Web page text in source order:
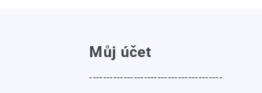
Můj účet
---------------------------------------